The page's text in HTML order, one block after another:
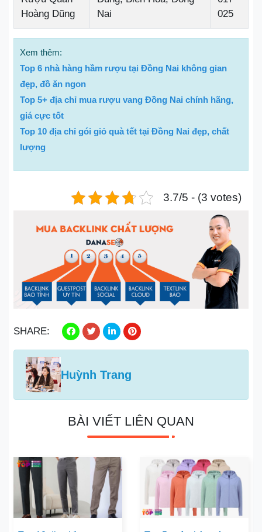
Hoàng Dũng
Nai
025
Xem thêm:
Top 6 nhà hàng hầm rượu tại Đồng Nai không gian
đẹp, đồ ăn ngon
Top 5+ địa chỉ mua rượu vang Đồng Nai chính hãng,
giá cực tốt
Top 10 địa chỉ gói giỏ quà tết tại Đồng Nai đẹp, chất
lượng
3.7/5 - (3 votes)
SHARE:
Huỳnh Trang
BÀI VIẾT LIÊN QUAN